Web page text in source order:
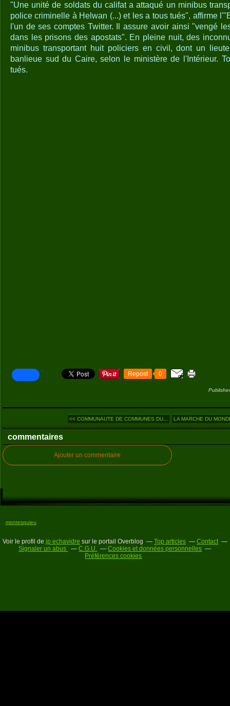
"Une unité de soldats du califat a attaqué un minibus
police criminelle à Helwan (...) et les a tous tués", affirme
l'un de ses comptes Twitter. Il assure avoir ainsi "vengé
dans les prisons des apostats". En pleine nuit, des
minibus transportant huit policiers en civil, dont un
banlieue sud du Caire, selon le ministère de l'Intérieur.
tués.
Repost 0
<< COMMUNAUTE DE COMMUNES DU... LA MARCHE DU
commentaires
Ajouter un commentaire
montesquieu
Voir le profil de jp echavidre sur le portail Overblog Top articles
Contact
Signaler un abus
C.G.U.
Cookies et données personnelles
Préférences cookies